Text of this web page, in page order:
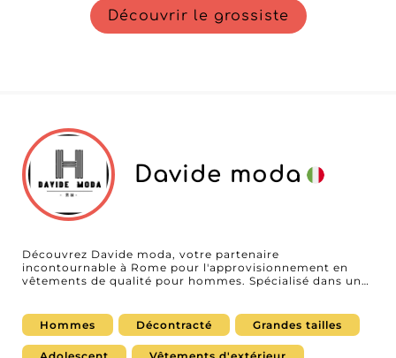
Découvrir le grossiste
Davide moda
Découvrez Davide moda, votre partenaire
incontournable à Rome pour l'approvisionnement en
vêtements de qualité pour hommes. Spécialisé dans une
tendance et élégants, spécialement conçus pour
répondre aux attentes les plus élevées des
consommateurs modernes. Davide moda se distingue
Hommes Décontracté Grandes tailles